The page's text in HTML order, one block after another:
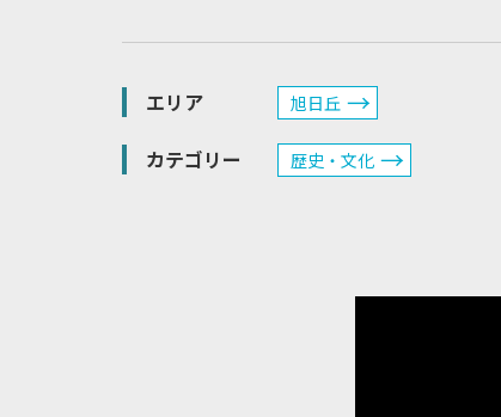
エリア 旭日丘
カテゴリー 歴史・文化